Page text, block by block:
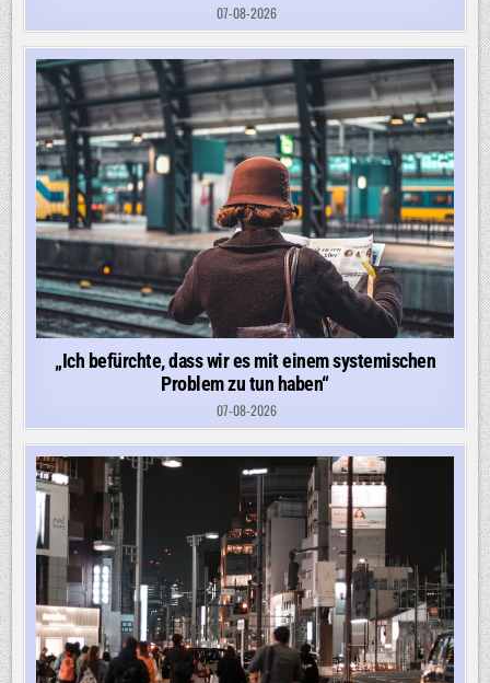
07-08-2026
„Ich befürchte, dass wir es mit einem systemischen
Problem zu tun haben“
07-08-2026